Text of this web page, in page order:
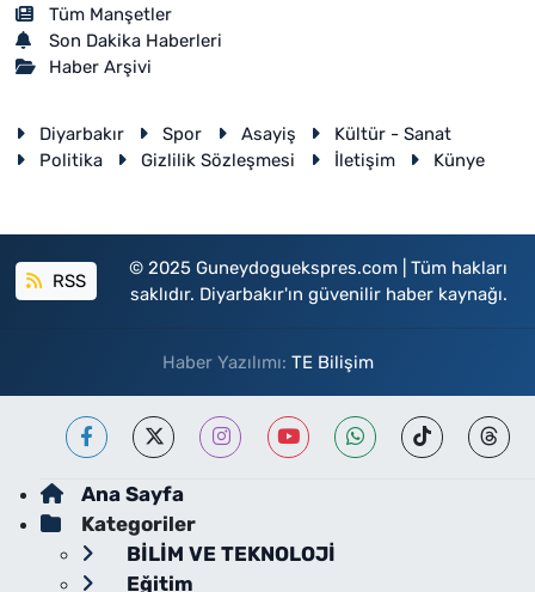
Tüm Manşetler
Son Dakika Haberleri
Haber Arşivi
Diyarbakır Spor Asayiş
Kültür - Sanat
Politika
Gizlilik Sözleşmesi İletişim Künye
RSS
© 2025 Guneydoguekspres.com | Tüm hakları
saklıdır. Diyarbakır'ın güvenilir haber kaynağı.
Haber Yazılımı: TE Bilişim
Ana Sayfa
Kategoriler
BİLİM VE TEKNOLOJİ
Eğitim